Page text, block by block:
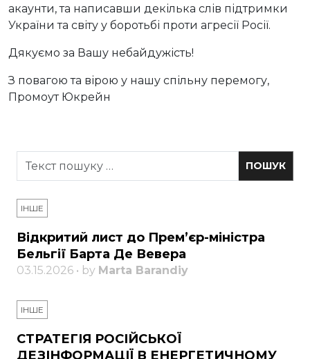
акаунти, та написавши декілька слів підтримки
України та світу у боротьбі проти агресії Росії.
Дякуємо за Вашу небайдужість!
З повагою та вірою у нашу спільну перемогу,
Промоут Юкрейн
ІНШЕ
Відкритий лист до Прем’єр-міністра
Бельгії Барта Де Вевера
03.15.2026 • by Marta Barandiy
ІНШЕ
СТРАТЕГІЯ РОСІЙСЬКОЇ
ДЕЗІНФОРМАЦІЇ В ЕНЕРГЕТИЧНОМУ